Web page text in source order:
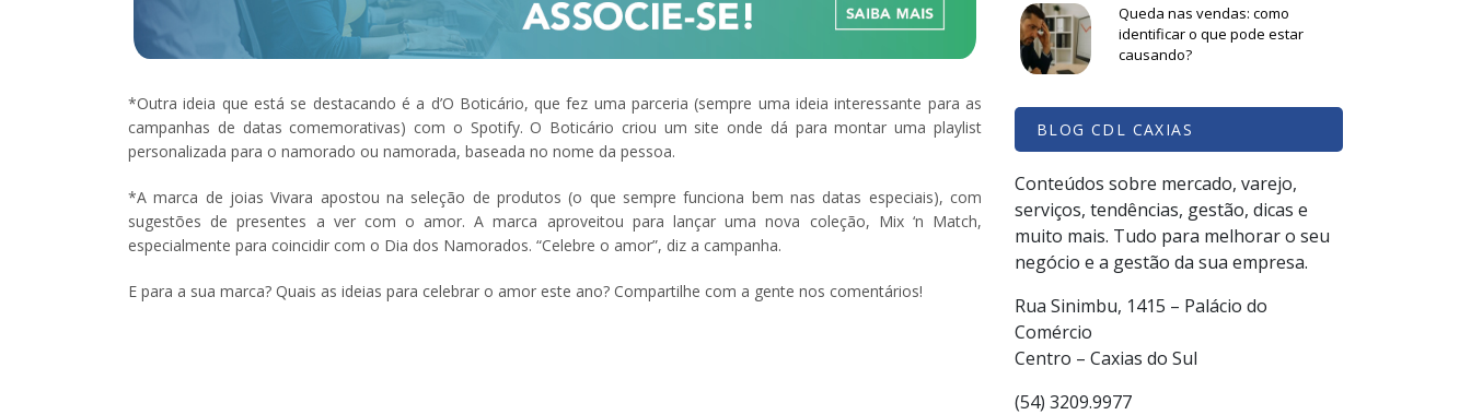
*Outra ideia que está se destacando é a d’O Boticário, que fez uma parceria (sempre uma ideia interessante para as
campanhas de datas comemorativas) com o Spotify. O Boticário criou um site onde dá para montar uma playlist
personalizada para o namorado ou namorada, baseada no nome da pessoa.
*A marca de joias Vivara apostou na seleção de produtos (o que sempre funciona bem nas datas especiais), com
sugestões de presentes a ver com o amor. A marca aproveitou para lançar uma nova coleção, Mix ‘n Match,
especialmente para coincidir com o Dia dos Namorados. “Celebre o amor”, diz a campanha.
E para a sua marca? Quais as ideias para celebrar o amor este ano? Compartilhe com a gente nos comentários!
Queda nas vendas: como
identificar o que pode estar
causando?
BLOG CDL CAXIAS
Conteúdos sobre mercado, varejo,
serviços, tendências, gestão, dicas e
muito mais. Tudo para melhorar o seu
negócio e a gestão da sua empresa.
Rua Sinimbu, 1415 – Palácio do
Comércio
Centro – Caxias do Sul
(54) 3209.9977